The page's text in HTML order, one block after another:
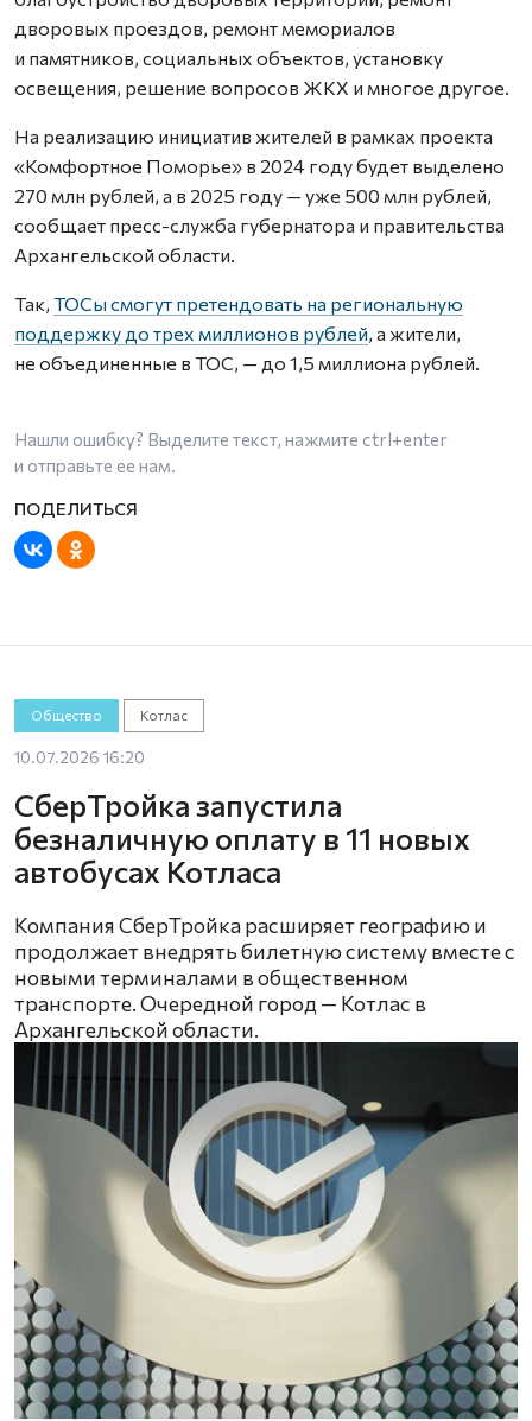
дворовых проездов, ремонт мемориалов
и памятников, социальных объектов, установку
освещения, решение вопросов ЖКХ и многое другое.
На реализацию инициатив жителей в рамках проекта
«Комфортное Поморье» в 2024 году будет выделено
270 млн рублей, а в 2025 году — уже 500 млн рублей,
сообщает пресс-служба губернатора и правительства
Архангельской области.
Так, ТОСы смогут претендовать на региональную
поддержку до трех миллионов рублей, а жители,
не объединенные в ТОС, — до 1,5 миллиона рублей.
Нашли ошибку? Выделите текст, нажмите ctrl+enter
и отправьте ее нам.
Общество Котлас
10.07.2026 16:20
СберТройка запустила
безналичную оплату в 11 новых
автобусах Котласа
Компания СберТройка расширяет географию и
продолжает внедрять билетную систему вместе с
новыми терминалами в общественном
транспорте. Очередной город — Котлас в
Архангельской области.